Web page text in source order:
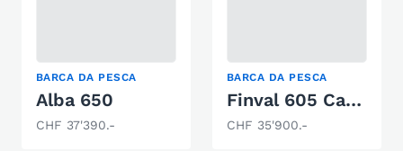
BARCA DA PESCA
Alba 650
CHF 37'390.-
BARCA DA PESCA
Finval 605 Casting Pro DC JS
CHF 35'900.-